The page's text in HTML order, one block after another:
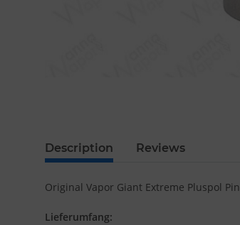
Description Reviews
Original Vapor Giant Extreme Pluspol Pin
Lieferumfang: